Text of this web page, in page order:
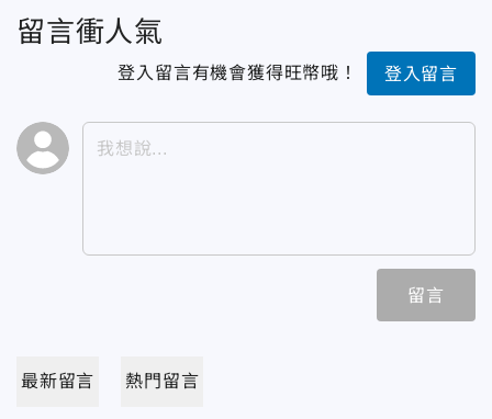
留言衝人氣
登入留言有機會獲得旺幣哦！ 登入留言
留言
最新留言 熱門留言